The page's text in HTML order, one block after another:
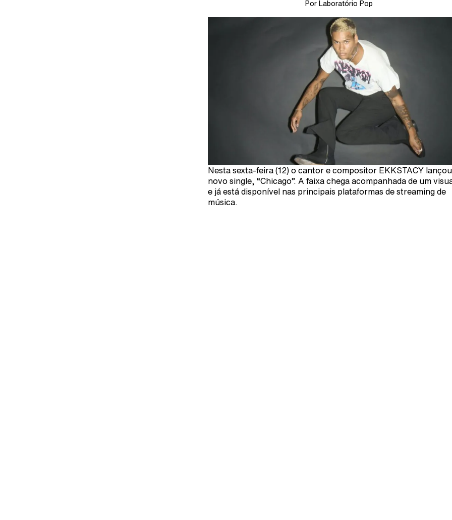
Por Laboratório Pop
Nesta sexta-feira (12) o cantor e compositor EKKSTACY
novo single, “Chicago”. A faixa chega acompanhada de um
e já está disponível nas principais plataformas de streaming de
música.